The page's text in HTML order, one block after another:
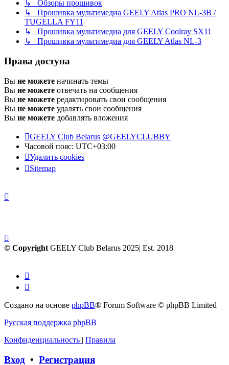
↳ Обзоры прошивок
↳ Прошивка мультимедиа GEELY Atlas PRO NL-3B /
TUGELLA FY11
↳ Прошивка мультимедиа для GEELY Coolray SX11
↳ Прошивка мультимедиа для GEELY Atlas NL-3
Права доступа
Вы не можете начинать темы
Вы не можете отвечать на сообщения
Вы не можете редактировать свои сообщения
Вы не можете удалять свои сообщения
Вы не можете добавлять вложения
GEELY Club Belarus @GEELYCLUBBY
Часовой пояс: UTC+03:00
Удалить cookies
Sitemap
© Copyright GEELY Club Belarus 2025| Est. 2018
Создано на основе phpBB® Forum Software © phpBB Limited
Русская поддержка phpBB
Конфиденциальность | Правила
Вход • Регистрация